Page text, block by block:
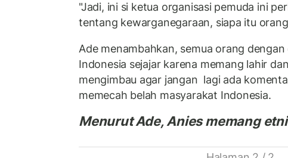
"Jadi, ini si ketua organisasi pemuda ini
tentang kewarganegaraan, siapa itu
Ade menambahkan, semua orang
Indonesia sejajar karena memang lahir
mengimbau agar jangan lagi ada
memecah belah masyarakat Indonesia.
Menurut Ade, Anies memang